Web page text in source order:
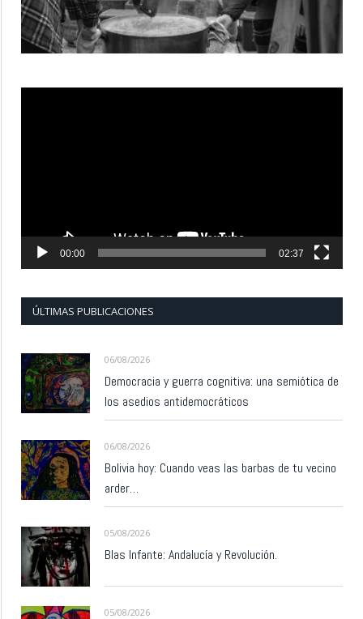
00:00 02:37
ÚLTIMAS PUBLICACIONES
06/08/2026
Democracia y guerra cognitiva: una semiótica de
los asedios antidemocráticos
06/08/2026
Bolivia hoy: Cuando veas las barbas de tu vecino
arder…
05/08/2026
Blas Infante: Andalucía y Revolución.
05/08/2026